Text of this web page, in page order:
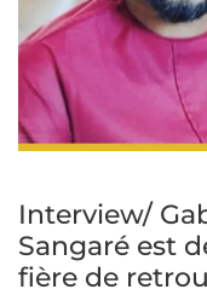
Interview/
Sangaré est
fière de